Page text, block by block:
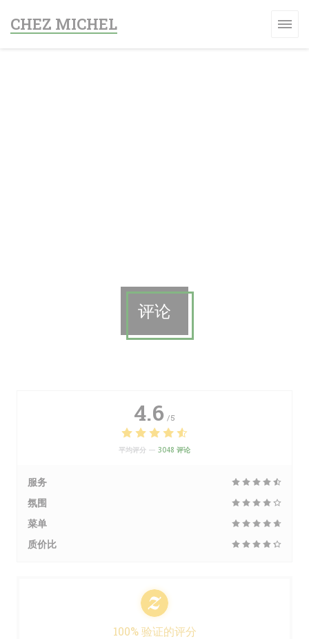
CHEZ MICHEL
评论
4.6 /5
平均评分 — 3048 评论
服务
氛围
菜单
质价比
100% 验证的评分